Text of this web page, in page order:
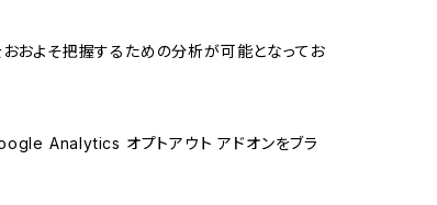
およそ把握するための分析が可能となってお
Analytics オプトアウト アドオンをブラ